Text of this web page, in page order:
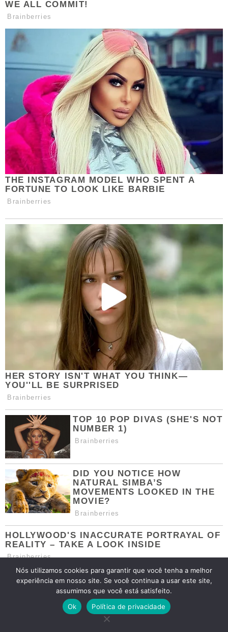
Nós utilizamos cookies para garantir que você tenha a melhor
experiência em nosso site. Se você continua a usar este site,
assumimos que você está satisfeito.
Ok
Política de privacidade